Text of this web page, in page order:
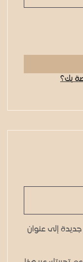
بك؟
جديدة إلى عنوان